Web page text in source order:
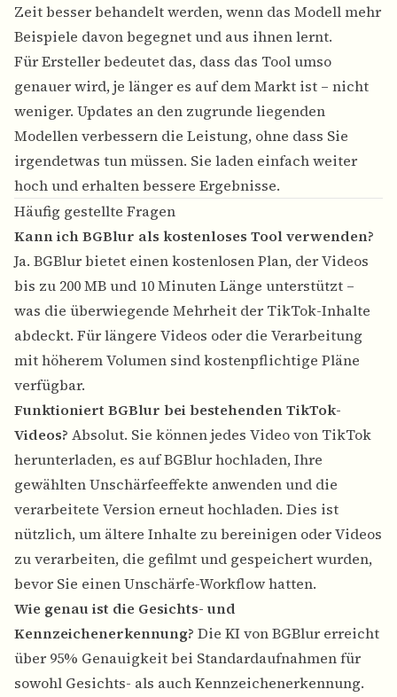
Zeit besser behandelt werden, wenn das Modell mehr
Beispiele davon begegnet und aus ihnen lernt.
Für Ersteller bedeutet das, dass das Tool umso
genauer wird, je länger es auf dem Markt ist – nicht
weniger. Updates an den zugrunde liegenden
Modellen verbessern die Leistung, ohne dass Sie
irgendetwas tun müssen. Sie laden einfach weiter
hoch und erhalten bessere Ergebnisse.
Häufig gestellte Fragen
Kann ich BGBlur als kostenloses Tool verwenden?
Ja. BGBlur bietet einen kostenlosen Plan, der Videos
bis zu 200 MB und 10 Minuten Länge unterstützt –
was die überwiegende Mehrheit der TikTok-Inhalte
abdeckt. Für längere Videos oder die Verarbeitung
mit höherem Volumen sind kostenpflichtige Pläne
verfügbar.
Funktioniert BGBlur bei bestehenden TikTok-
Videos? Absolut. Sie können jedes Video von TikTok
herunterladen, es auf BGBlur hochladen, Ihre
gewählten Unschärfeeffekte anwenden und die
verarbeitete Version erneut hochladen. Dies ist
nützlich, um ältere Inhalte zu bereinigen oder Videos
zu verarbeiten, die gefilmt und gespeichert wurden,
bevor Sie einen Unschärfe-Workflow hatten.
Wie genau ist die Gesichts- und
Kennzeichenerkennung? Die KI von BGBlur erreicht
über 95% Genauigkeit bei Standardaufnahmen für
sowohl Gesichts- als auch Kennzeichenerkennung.